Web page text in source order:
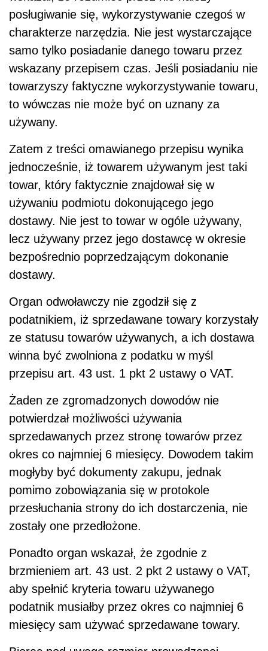
posługiwanie się, wykorzystywanie czegoś w
charakterze narzędzia. Nie jest wystarczające
samo tylko posiadanie danego towaru przez
wskazany przepisem czas. Jeśli posiadaniu nie
towarzyszy faktyczne wykorzystywanie towaru,
to wówczas nie może być on uznany za
używany.
Zatem z treści omawianego przepisu wynika
jednocześnie, iż towarem używanym jest taki
towar, który faktycznie znajdował się w
używaniu podmiotu dokonującego jego
dostawy. Nie jest to towar w ogóle używany,
lecz używany przez jego dostawcę w okresie
bezpośrednio poprzedzającym dokonanie
dostawy.
Organ odwoławczy nie zgodził się z
podatnikiem, iż sprzedawane towary korzystały
ze statusu towarów używanych, a ich dostawa
winna być zwolniona z podatku w myśl
przepisu art. 43 ust. 1 pkt 2 ustawy o VAT.
Żaden ze zgromadzonych dowodów nie
potwierdzał możliwości używania
sprzedawanych przez stronę towarów przez
okres co najmniej 6 miesięcy. Dowodem takim
mogłyby być dokumenty zakupu, jednak
pomimo zobowiązania się w protokole
przesłuchania strony do ich dostarczenia, nie
zostały one przedłożone.
Ponadto organ wskazał, że zgodnie z
brzmieniem art. 43 ust. 2 pkt 2 ustawy o VAT,
aby spełnić kryteria towaru używanego
podatnik musiałby przez okres co najmniej 6
miesięcy sam używać sprzedawane towary.